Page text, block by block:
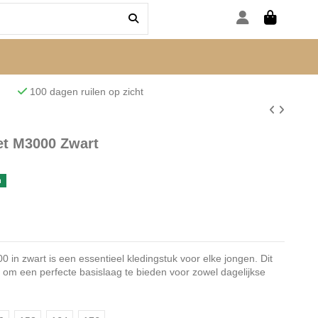
100 dagen ruilen op zicht
M3000 Zwart
in zwart is een essentieel kledingstuk voor elke jongen. Dit
een perfecte basislaag te bieden voor zowel dagelijkse